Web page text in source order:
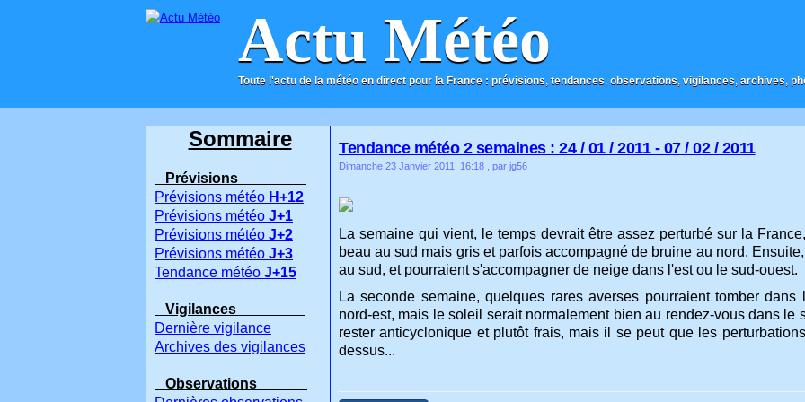
Actu Météo
Toute l'actu de la météo en direct pour la France : prévisions, tendances, observations, vigilances, archives,
ACCUEIL CONTACT
Tendance météo 2 semaines : 24 / 01 / 2011 - 07 / 02 / 2011
Dimanche 23 Janvier 2011, 16:18 , par jg56
La semaine qui vient, le temps devrait être assez perturbé sur la
beau au sud mais gris et parfois accompagné de bruine au nord.
au sud, et pourraient s'accompagner de neige dans l'est ou le sud-ouest.
La seconde semaine, quelques rares averses pourraient tomber
nord-est, mais le soleil serait normalement bien au rendez-vous dans le
rester anticyclonique et plutôt frais, mais il se peut que les
dessus...
Sommaire
Prévisions
Prévisions météo H+12
Prévisions météo J+1
Prévisions météo J+2
Prévisions météo J+3
Tendance météo J+15
Vigilances
Dernière vigilance
Archives des vigilances
Observations